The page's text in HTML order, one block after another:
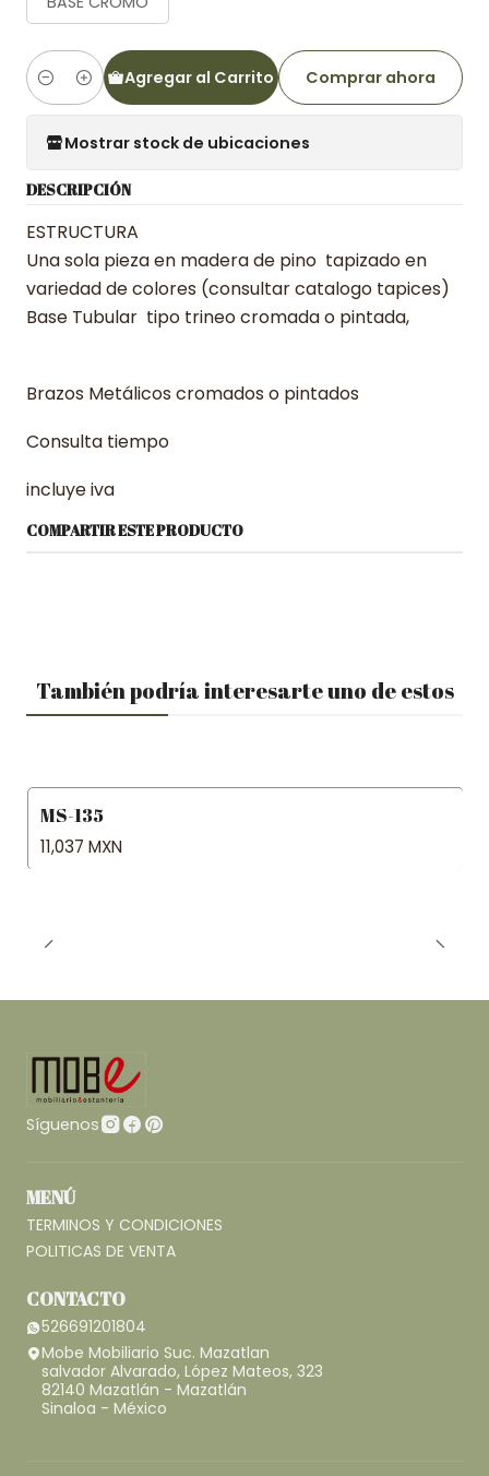
Cantidad
Agregar al Carrito Comprar ahora
Mostrar stock de ubicaciones
DESCRIPCIÓN
ESTRUCTURA
Una sola pieza en madera de pino tapizado en
variedad de colores (consultar catalogo tapices)
Base Tubular tipo trineo cromada o pintada,
Brazos Metálicos cromados o pintados
Consulta tiempo
incluye iva
COMPARTIR ESTE PRODUCTO
También podría interesarte uno de estos
MS-135
11,037 MXN
Síguenos
MENÚ
TERMINOS Y CONDICIONES
POLITICAS DE VENTA
CONTACTO
526691201804
Mobe Mobiliario Suc. Mazatlan
salvador Alvarado, López Mateos, 323
82140 Mazatlán - Mazatlán
Sinaloa - México